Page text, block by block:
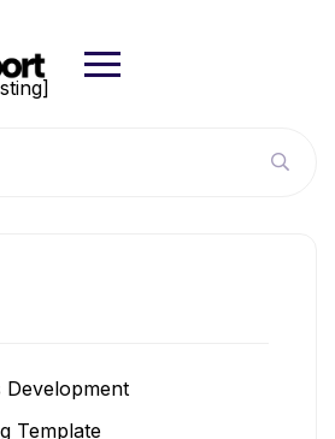
Development
Template